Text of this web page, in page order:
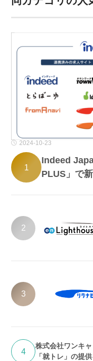
2024-10-23
1
Indeed
PLUS」で
2
3
4
株式会社ワンキ
「就トレ」の提